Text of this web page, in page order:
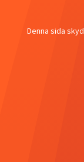
Denna sida